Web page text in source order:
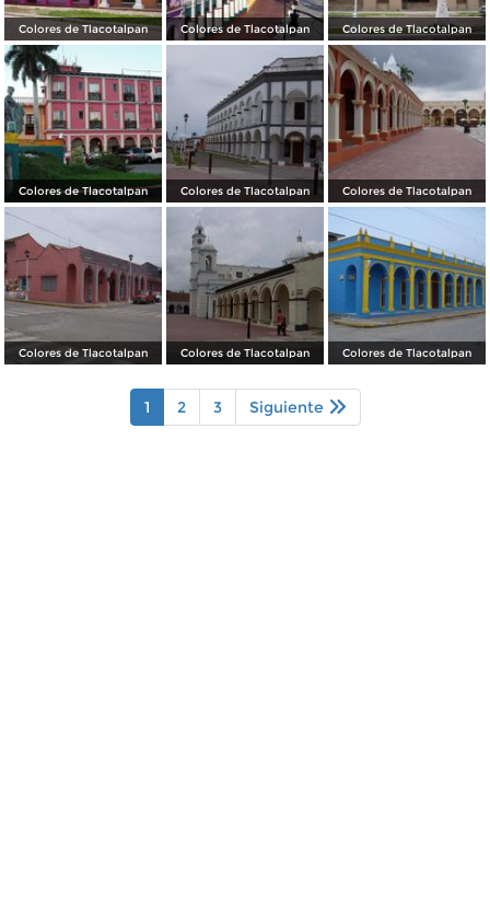
Colores de Tlacotalpan Colores de Tlacotalpan Colores de Tlacotalpan
Colores de Tlacotalpan Colores de Tlacotalpan Colores de Tlacotalpan
Colores de Tlacotalpan Colores de Tlacotalpan Colores de Tlacotalpan
1 2 3 Siguiente